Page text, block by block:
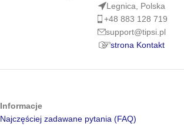
Legnica, Polska
+48 883 128 719
support@tipsi.pl
strona Kontakt
Informacje
Najczęściej zadawane pytania (FAQ)